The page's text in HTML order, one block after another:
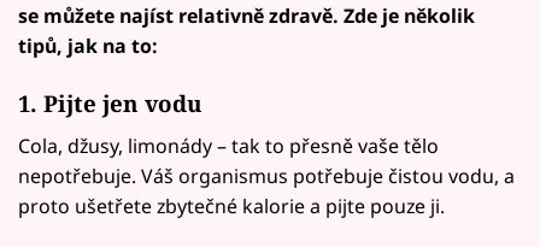
se můžete najíst relativně zdravě. Zde je několik
tipů, jak na to:
1. Pijte jen vodu
Cola, džusy, limonády – tak to přesně vaše tělo
nepotřebuje. Váš organismus potřebuje čistou vodu, a
proto ušetřete zbytečné kalorie a pijte pouze ji.